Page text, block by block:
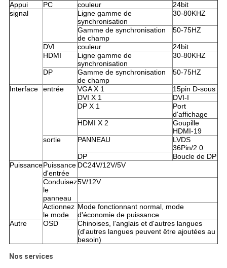
Appui PC couleur
24bit
signal
Ligne gamme de
synchronisation
30-80KHZ
Gamme de synchronisation
de champ
50-75HZ
DVI couleur
24bit
HDMI
Ligne gamme de
synchronisation
30-80KHZ
DP
Gamme de synchronisation
de champ
50-75HZ
Interface entrée VGA X 1
15pin D-sous
DVI X 1
DVI-I
DP X 1
Port
d'affichage
HDMI X 2
Goupille
HDMI-19
sortie
PANNEAU
LVDS
36Pin/2.0
DP
Boucle de DP
PuissancePuissance
d'entrée
DC24V/12V/5V
Conduisez
le
panneau
5V/12V
Actionnez
le mode
Mode fonctionnant normal, mode
d'économie de puissance
Autre
OSD
Chinoises, l'anglais et d'autres langues
(d'autres langues peuvent être ajoutées au
besoin)
Nos services